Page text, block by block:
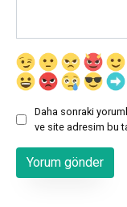
Daha sonraki
ve site adresim bu